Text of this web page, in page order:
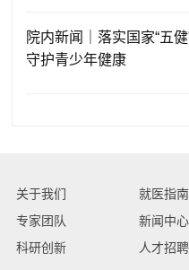
院内新闻｜落实国家“五
守护青少年健康
关于我们 就医指南
专家团队
新闻中心
科研创新
人才招聘